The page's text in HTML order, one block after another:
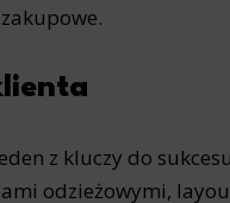
z kluczy do
odzieżowymi,